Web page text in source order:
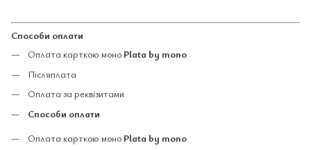
Способи оплати
Оплата карткою моно Plata by mono
Післяплата
Оплата за реквізитами
Способи оплати
Оплата карткою моно Plata by mono